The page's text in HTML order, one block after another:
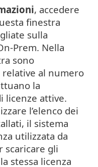
, accedere
finestra
sulla
Prem. Nella
sono
al numero
la
licenze attive.
l’elenco dei
il sistema
utilizzata da
scaricare gli
stessa licenza